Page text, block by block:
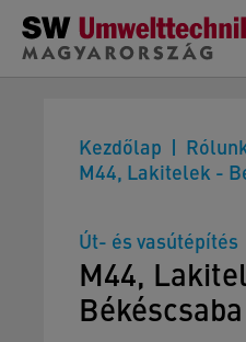
Skip to main content
Kezdőlap
M44, Lakitelek -
Út- és vasútépítés
M44,
Békéscsaba